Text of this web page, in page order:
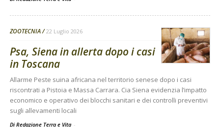
ZOOTECNIA 22 Luglio 2026
Psa, Siena in allerta dopo i casi
in Toscana
Allarme Peste suina africana nel territorio senese dopo i casi
riscontrati a Pistoia e Massa Carrara. Cia Siena evidenzia l’impatto
economico e operativo dei blocchi sanitari e dei controlli preventivi
sugli allevamenti locali
Di Redazione Terra e Vita -